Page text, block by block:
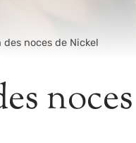
noces de Nickel